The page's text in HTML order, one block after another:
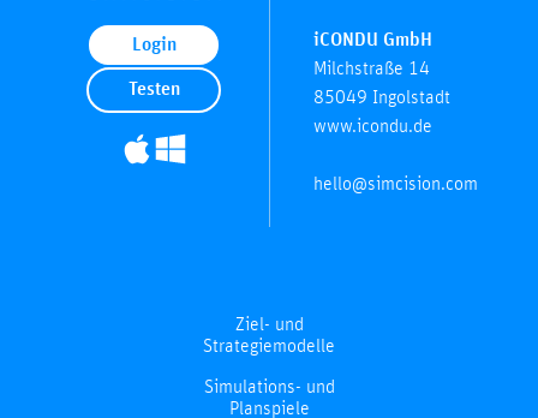
Ziel- und
Strategiemodelle
Simulations- und
Planspiele
Login
Testen
iCONDU GmbH
Milchstraße 14
85049 Ingolstadt
www.icondu.de
hello@simcision.com